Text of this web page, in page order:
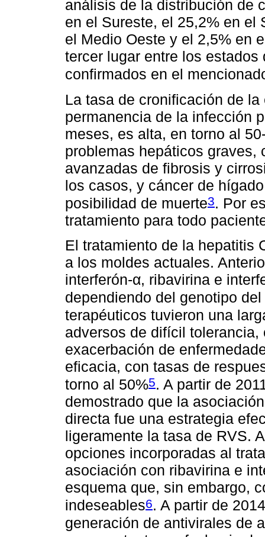
análisis de la distribución de
en el Sureste, el 25,2% en el
el Medio Oeste y el 2,5% en
tercer lugar entre los
confirmados en el
La tasa de cronificación de
permanencia de la infección
meses, es alta, en torno al
problemas hepáticos graves,
avanzadas de fibrosis y
los casos, y cáncer de
posibilidad de muerte3. Por
tratamiento para todo
El tratamiento de la hepatitis
a los moldes actuales.
interferón-α, ribavirina e
dependiendo del genotipo
terapéuticos tuvieron una
adversos de difícil
exacerbación de
eficacia, con tasas de
torno al 50%5. A partir de
demostrado que la
directa fue una estrategia
ligeramente la tasa de RVS.
opciones incorporadas al
asociación con ribavirina e
esquema que, sin embargo,
indeseables6. A partir de
generación de antivirales de